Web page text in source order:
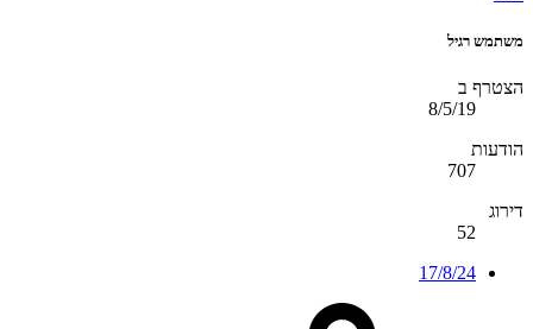
משתמש רגיל
הצטרף ב
8/5/19
הודעות
707
דירוג
52
17/8/24